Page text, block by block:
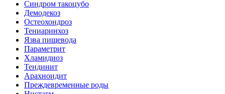
Синдром такоцубо
Демодекоз
Остеохондроз
Тениаринхоз
Язва пищевода
Параметрит
Хламидиоз
Тендинит
Арахноидит
Преждевременные роды